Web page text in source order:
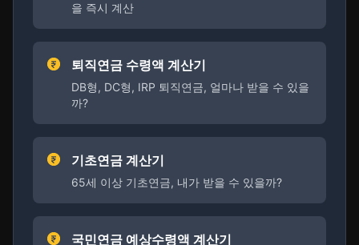
을 즉시 계산
퇴직연금 수령액 계산기
DB형, DC형, IRP 퇴직연금, 얼마나 받을 수 있을
까?
기초연금 계산기
65세 이상 기초연금, 내가 받을 수 있을까?
국민연금 예상수령액 계산기